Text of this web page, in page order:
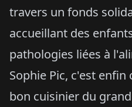
travers un fonds
accueillant des
pathologies liées à
Sophie Pic, c'est
bon cuisinier du